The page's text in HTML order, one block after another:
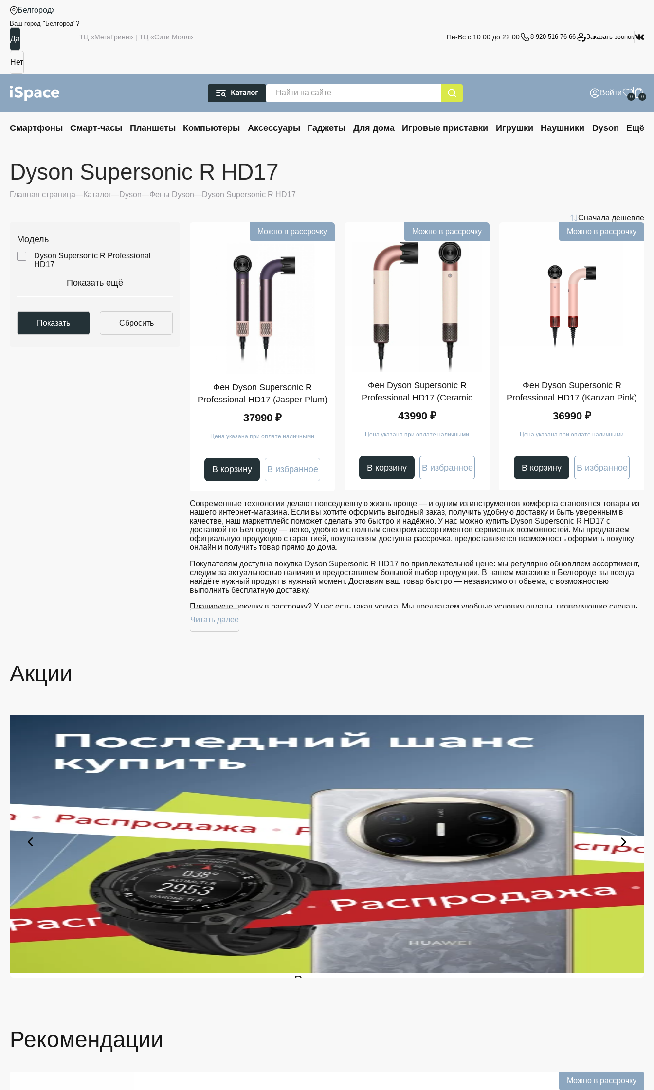
Белгород
Ваш город " Белгород"?
ТЦ «МегаГринн» | ТЦ «Сити Молл» Пн-Вс с 10:00 до 22:00 8-920-516-76-66 Заказать звонок
Войти 0 0
Смартфоны Смарт-часы Планшеты Компьютеры Аксессуары Гаджеты Для дома Игровые приставки Игрушки Наушники Dyson Ещё
Dyson Supersonic R HD17
Главная страница Каталог Dyson Фены Dyson Dyson Supersonic R HD17
Сначала дешевле
Модель
Dyson Supersonic R Professional
HD17
Показать ещё
Можно в рассрочку
Фен Dyson Supersonic R
Professional HD17 (Jasper Plum)
37990 ₽
Цена указана при оплате наличными
В корзину В избранное
Можно в рассрочку
Фен Dyson Supersonic R
Professional HD17 (Ceramic
Pink)
43990 ₽
Цена указана при оплате наличными
В корзину В избранное
Можно в рассрочку
Фен Dyson Supersonic R
Professional HD17 (Kanzan Pink)
36990 ₽
Цена указана при оплате наличными
В корзину В избранное
Современные технологии делают повседневную жизнь проще — и одним из инструментов комфорта становятся товары из
нашего интернет-магазина. Если вы хотите оформить выгодный заказ, получить удобную доставку и быть уверенным в
качестве, наш маркетплейс поможет сделать это быстро и надёжно. У нас можно купить Dyson Supersonic R HD17 с
доставкой по Белгороду — легко, удобно и с полным спектром ассортиментов сервисных возможностей. Мы предлагаем
официальную продукцию с гарантией, покупателям доступна рассрочка, предоставляется возможность оформить покупку
онлайн и получить товар прямо до дома.
Покупателям доступна покупка Dyson Supersonic R HD17 по привлекательной цене: мы регулярно обновляем ассортимент,
следим за актуальностью наличия и предоставляем большой выбор продукции. В нашем магазине в Белгороде вы всегда
найдёте нужный продукт в нужный момент. Доставим ваш товар быстро — независимо от объема, с возможностью
выполнить бесплатную доставку.
Планируете покупку в рассрочку? У нас есть такая услуга. Мы предлагаем удобные условия оплаты, позволяющие сделать
покупку комфортной. Просто выберите нужную позицию, добавьте в корзину и оформите заявку — купить Dyson Supersonic
R HD17 в Белгороде вы сможете в кратчайшие сроки.
Подтверждённое наличие на складе. Информация о наличии обновляется в режиме реального времени.
Выгодная цена Dyson Supersonic R HD17 без скрытых комиссий. Все цены на сайте прозрачны и соответствуют
итоговой сумме при оформлении заказа.
уточнить детали по рассрочке прямо в карточке товара.
Оперативная доставка по Белгороду. Курьерская служба работает ежедневно и доставляет заказы по всему
ассортименту магазина в кратчайшие сроки.
Такой подход делает покупку Dyson Supersonic R HD17 простой и безопасной. Мы гарантируем, что вы получите именно тот
продукт, который был указан в карточке, — с подтверждёнными характеристиками и официальной гарантией.
Покупайте Dyson Supersonic R HD17 в iSpace без переплат!
Наш интернет-магазин предоставляет выгодные условия для покупателей, стремящихся сэкономить, не жертвуя качеством.
У нас вы всегда можете рассчитывать на адекватную цену, отличные условия покупки и доставку Dyson Supersonic R HD17
в удобное для вас время. Мы следим за тем, чтобы каждая часть заказа соответствовала ожиданиям — от первого клика на
сайте до получения на руки. Преимущества продажи на нашей платформе:
Гибкая система оплаты. Вы можете выбрать удобный способ — онлайн или при получении. Кроме того, возможна
рассрочка, условия которой подробно указаны на странице товара.
Выгодная стоимость без скрытых доплат. Цена Dyson Supersonic R HD17 указанная на сайте, является окончательной
— без навязанных услуг и дополнительных комиссий. Мы делаем всё, чтобы каждая покупка была действительно
Регулярные акции и сезонные скидки. Мы часто проводим распродажи и предоставляем купоны на скидку. Следите за
Читать далее
Акции
Распродажа
Рекомендации
Можно в рассрочку